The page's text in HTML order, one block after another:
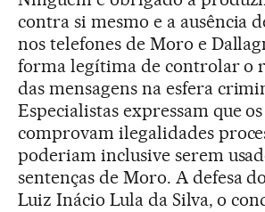
contra si mesmo e a ausência
nos telefones de Moro e
forma legítima de controlar o
das mensagens na esfera
Especialistas expressam que
comprovam ilegalidades
poderiam inclusive serem
sentenças de Moro. A defesa
Luiz Inácio Lula da Silva, o